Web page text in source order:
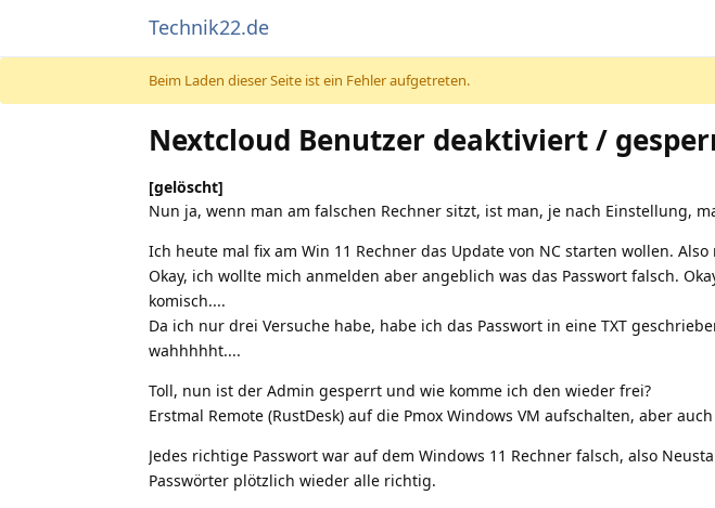
Technik22.de
Beim Laden dieser Seite ist ein Fehler aufgetreten.
Nextcloud Benutzer deaktiviert /
[gelöscht]
Nun ja, wenn man am falschen Rechner sitzt, ist man, je nach Einstellung,
Ich heute mal fix am Win 11 Rechner das Update von NC starten wollen.
Okay, ich wollte mich anmelden aber angeblich was das Passwort falsch.
komisch....
Da ich nur drei Versuche habe, habe ich das Passwort in eine TXT
wahhhhht....
Toll, nun ist der Admin gesperrt und wie komme ich den wieder frei?
Erstmal Remote (RustDesk) auf die Pmox Windows VM aufschalten, aber
Jedes richtige Passwort war auf dem Windows 11 Rechner falsch, also
Passwörter plötzlich wieder alle richtig.